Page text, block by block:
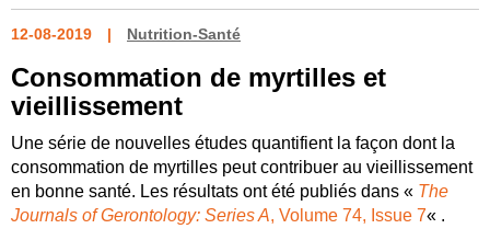
12-08-2019 Nutrition-Santé
Consommation de myrtilles et
vieillissement
Une série de nouvelles études quantifient la façon dont la
consommation de myrtilles peut contribuer au vieillissement
en bonne santé. Les résultats ont été publiés dans « The
Journals of Gerontology: Series A, Volume 74, Issue 7« .